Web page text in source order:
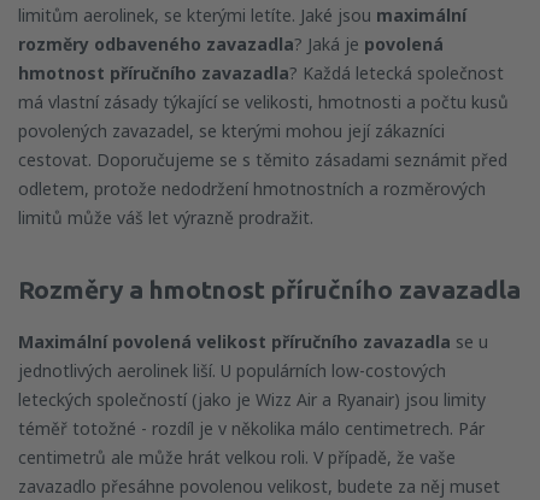
limitům aerolinek, se kterými letíte. Jaké jsou maximální
rozměry odbaveného zavazadla? Jaká je povolená
hmotnost příručního zavazadla? Každá letecká společnost
má vlastní zásady týkající se velikosti, hmotnosti a počtu kusů
povolených zavazadel, se kterými mohou její zákazníci
cestovat. Doporučujeme se s těmito zásadami seznámit před
odletem, protože nedodržení hmotnostních a rozměrových
limitů může váš let výrazně prodražit.
Rozměry a hmotnost příručního zavazadla
Maximální povolená velikost příručního zavazadla se u
jednotlivých aerolinek liší. U populárních low-costových
leteckých společností (jako je Wizz Air a Ryanair) jsou limity
téměř totožné - rozdíl je v několika málo centimetrech. Pár
centimetrů ale může hrát velkou roli. V případě, že vaše
zavazadlo přesáhne povolenou velikost, budete za něj muset